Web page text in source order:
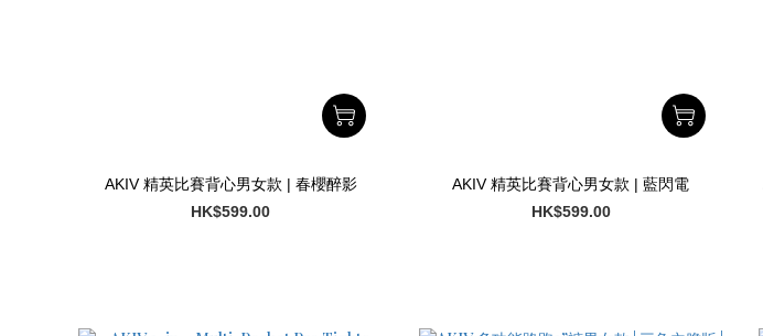
AKIV 精英比賽背心男女款 | 春櫻醉影
HK$599.00
AKIV 精英比賽背心男女款 | 藍閃電
HK$599.00